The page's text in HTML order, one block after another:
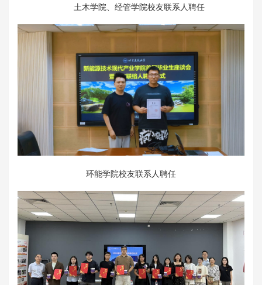
土木学院、经管学院校友联系人聘任
环能学院校友联系人聘任